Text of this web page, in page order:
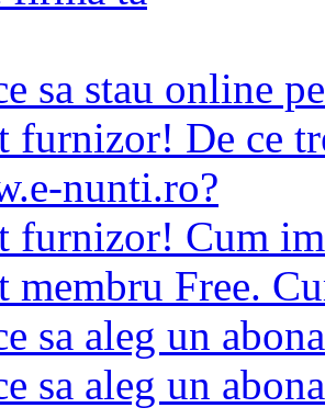
sa stau online
furnizor! De ce
nunti.ro?
furnizor! Cum
membru Free.
sa aleg un
sa aleg un